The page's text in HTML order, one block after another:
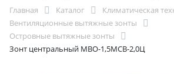
Главная Каталог
Климатическая
Вентиляционные вытяжные зонты
Островные вытяжные зонты
Зонт центральный МВО-1,5МСВ-2,0Ц